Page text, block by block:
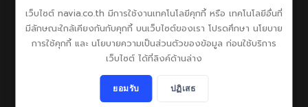
ABOUT
เว็บไซต์ navia.co.th มีการใช้งานเทคโนโลยีคุกกี้ หรือ เทคโนโลยีอื่นที่
มีลักษณะใกล้เคียงกันกับคุกกี้ บนเว็บไซต์ของเรา โปรดศึกษา นโยบาย
การใช้คุกกี้ และ นโยบายความเป็นส่วนตัวของข้อมูล ก่อนใช้บริการ
เว็บไซต์ ได้ที่ลิงค์ด้านล่าง
ยอมรับ ปฏิเสธ